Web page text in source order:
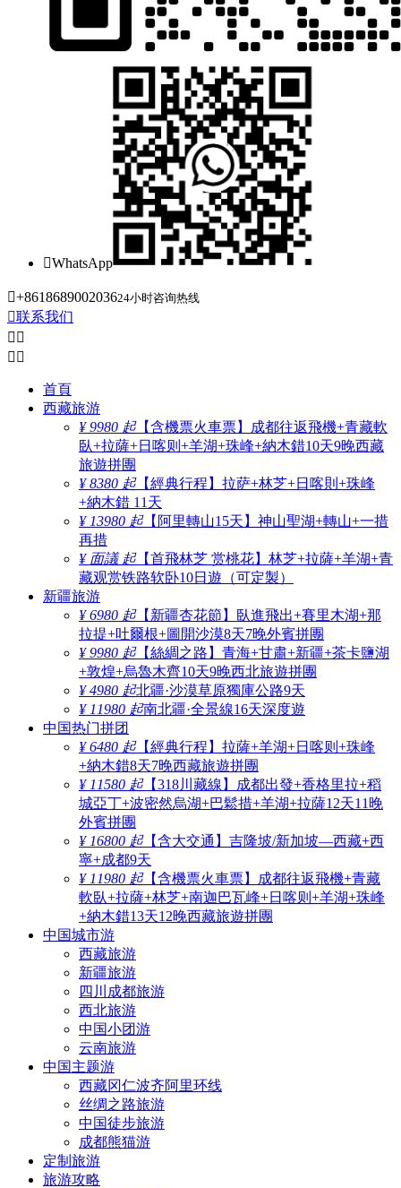
WhatsApp
+861868900203624小时咨询热线
联系我们
 
 
首頁
西藏旅游
¥ 9980 起【含機票火車票】成都往返飛機+青藏軟
臥+拉薩+日喀则+羊湖+珠峰+納木錯10天9晚西藏
旅遊拼團
¥ 8380 起【經典行程】拉萨+林芝+日喀則+珠峰
+納木錯 11天
¥ 13980 起【阿里轉山15天】神山聖湖+轉山+一措
再措
¥ 面議 起【首飛林芝 赏桃花】林芝+拉薩+羊湖+青
藏观赏铁路软卧10日遊（可定製）
新疆旅游
¥ 6980 起【新疆杏花節】臥進飛出+賽里木湖+那
拉提+吐爾根+圖開沙漠8天7晚外賓拼團
¥ 9980 起【絲綢之路】青海+甘肅+新疆+茶卡鹽湖
+敦煌+烏魯木齊10天9晚西北旅遊拼團
¥ 4980 起北疆·沙漠草原獨庫公路9天
¥ 11980 起南北疆·全景線16天深度遊
中国热门拼团
¥ 6480 起【經典行程】拉薩+羊湖+日喀则+珠峰
+納木錯8天7晚西藏旅遊拼團
¥ 11580 起【318川藏線】成都出發+香格里拉+稻
城亞丁+波密然烏湖+巴鬆措+羊湖+拉薩12天11晚
外賓拼團
¥ 16800 起【含大交通】吉隆坡/新加坡—西藏+西
寧+成都9天
¥ 11980 起【含機票火車票】成都往返飛機+青藏
軟臥+拉薩+林芝+南迦巴瓦峰+日喀则+羊湖+珠峰
+納木錯13天12晚西藏旅遊拼團
中国城市游
西藏旅游
新疆旅游
四川成都旅游
西北旅游
中国小团游
云南旅游
中国主题游
西藏冈仁波齐阿里环线
丝绸之路旅游
中国徒步旅游
成都熊猫游
定制旅游
旅游攻略